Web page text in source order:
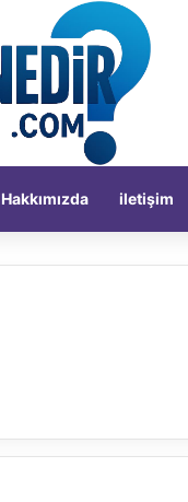
Hakkımızda iletişim